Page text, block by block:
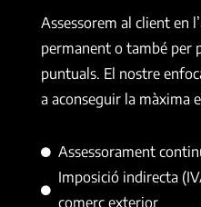
Assessorem al client en
permanent o també per
puntuals. El nostre
a aconseguir la màxima
Assessorament
Imposició indirecta
comerç exterior